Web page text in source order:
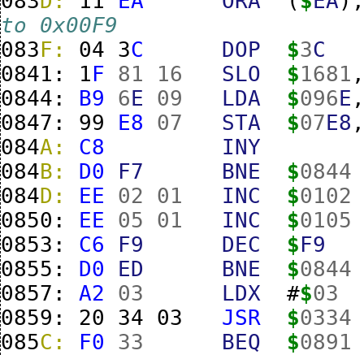
to 0x00F9
083F: 04 3C DOP $3C
0841:
1F 81 16 SLO $1681
0844:
B9 6E 09 LDA $096E
0847:
99 E8 07 STA $07E8
084A: C8
INY
084B: D0 F7 BNE $0844
084D: EE 02 01 INC $0102
0850:
EE 05 01 INC $0105
0853:
C6 F9 DEC $F9
0855:
D0 ED BNE $0844
0857:
A2 03 LDX #$03
0859:
20 34 03 JSR $0334
085C: F0 33 BEQ $0891